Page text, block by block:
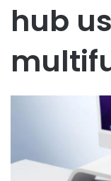
hub